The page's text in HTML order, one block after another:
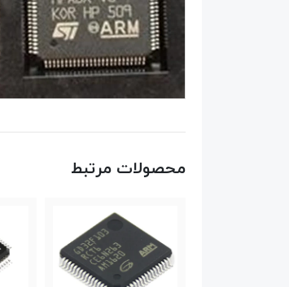
محصولات مرتبط